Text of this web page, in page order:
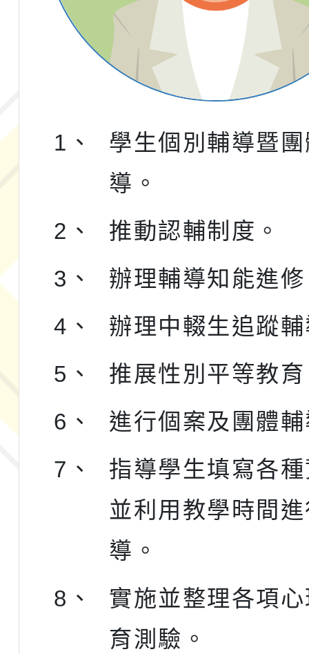
1、
學生個別輔導暨
導。
2、
推動認輔制度。
3、
辦理輔導知能進
4、
辦理中輟生追蹤
5、
推展性別平等教
6、
進行個案及團體
7、
指導學生填寫各
並利用教學時間
導。
8、
實施並整理各項
育測驗。